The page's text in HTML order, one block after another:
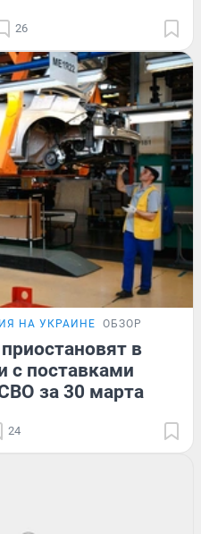
26
НА УКРАИНЕ ОБЗОР
в
с поставками
за 30 марта
24